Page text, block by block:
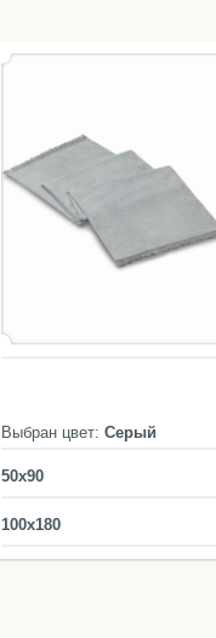
Выбран цвет: Серый
50x90
100x180